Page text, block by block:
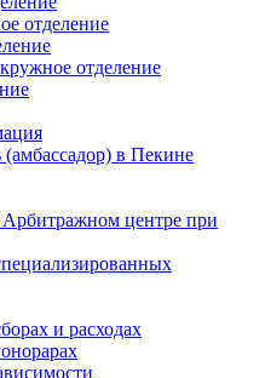
отделение
отделение
(амбассадор) в Пекине
центре при
и расходах